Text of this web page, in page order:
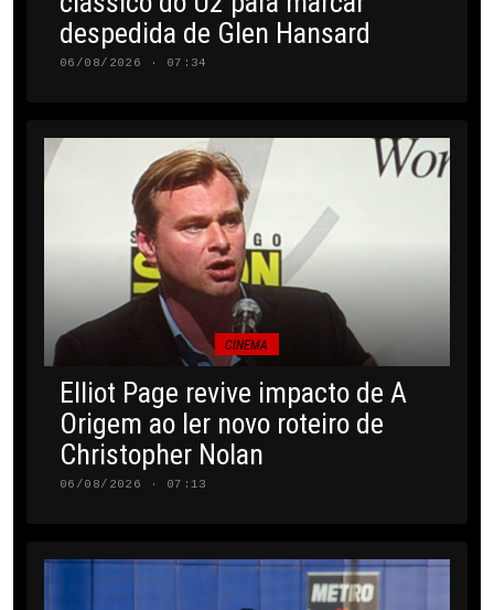
despedida de Glen Hansard
06/08/2026 · 07:34
CINEMA
Elliot Page revive impacto de A
Origem ao ler novo roteiro de
Christopher Nolan
06/08/2026 · 07:13